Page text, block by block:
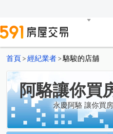
首頁 > 經紀業者 >駱駿的店舖
阿駱讓你買
永慶阿駱 讓你買